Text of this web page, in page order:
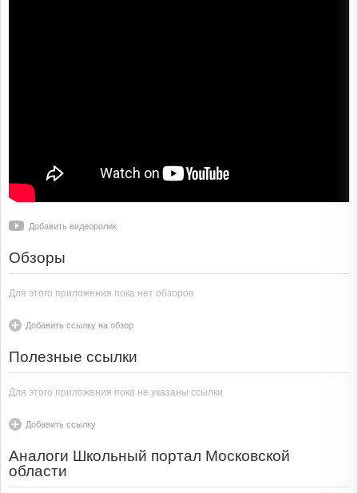
Добавить видеоролик
Обзоры
Для этого приложения пока нет обзоров
Добавить ссылку на обзор
Полезные ссылки
Для этого приложения пока не указаны ссылки
Добавить ссылку
Аналоги Школьный портал Московской
области